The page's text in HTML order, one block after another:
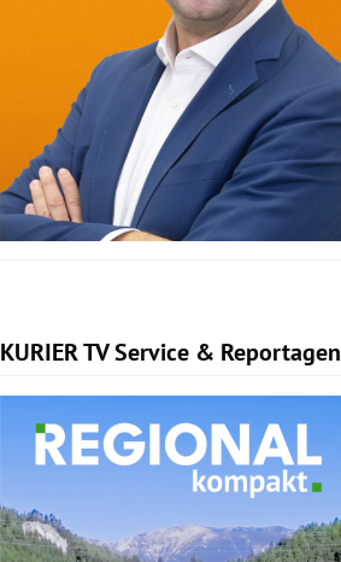
KURIER TV Service & Reportagen
Slide 1 von 3